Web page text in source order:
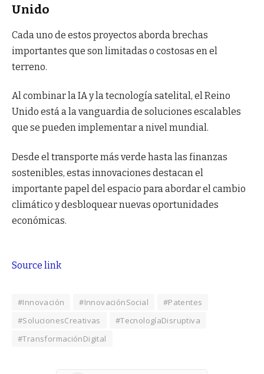
Unido
Cada uno de estos proyectos aborda brechas
importantes que son limitadas o costosas en el
terreno.
Al combinar la IA y la tecnología satelital, el Reino
Unido está a la vanguardia de soluciones escalables
que se pueden implementar a nivel mundial.
Desde el transporte más verde hasta las finanzas
sostenibles, estas innovaciones destacan el
importante papel del espacio para abordar el cambio
climático y desbloquear nuevas oportunidades
económicas.
Source link
#Innovación #InnovaciónSocial
#Patentes
#SolucionesCreativas
#TecnologíaDisruptiva
#TransformaciónDigital